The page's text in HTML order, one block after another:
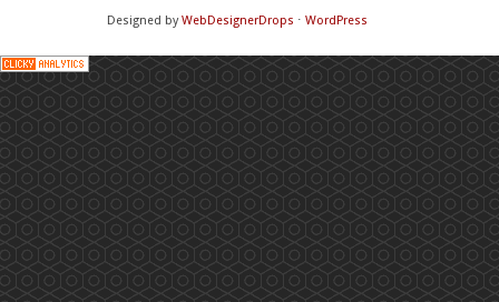
Designed byWebDesignerDrops ⋅ WordPress